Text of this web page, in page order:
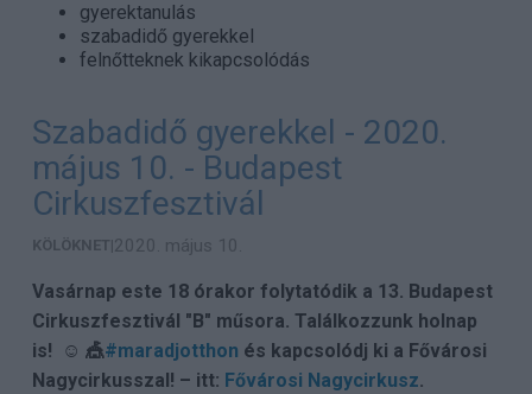
gyerektanulás
szabadidő gyerekkel
felnőtteknek kikapcsolódás
Szabadidő gyerekkel - 2020.
május 10. - Budapest
Cirkuszfesztivál
KÖLÖKNET|2020. május 10.
Vasárnap este 18 órakor folytatódik a 13. Budapest
Cirkuszfesztivál "B" műsora. Találkozzunk holnap
is! ☺️ 🎪#maradjotthon és kapcsolódj ki a Fővárosi
Nagycirkusszal! – itt: Fővárosi Nagycirkusz.